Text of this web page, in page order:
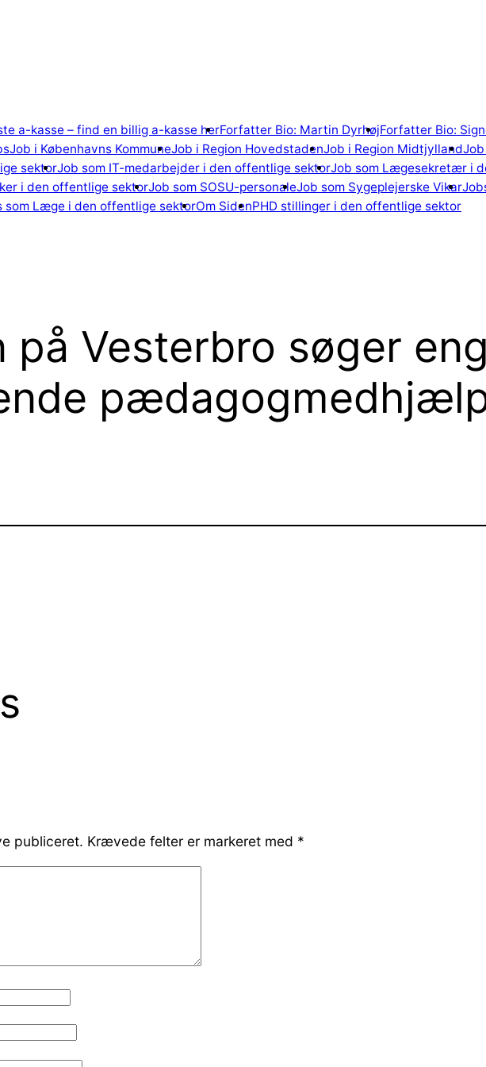
a-kasse – find en billig a-kasse herForfatter Bio: Martin DyrhøjForfatter Bio:
Job i Københavns KommuneJob i Region HovedstadenJob i Region Midtjylland
sektorJob som IT-medarbejder i den offentlige sektorJob som Lægesekretær i
i den offentlige sektorJob som SOSU-personaleJob som Sygeplejerske Vikar
som Læge i den offentlige sektorOm SidenPHD stillinger i den offentlige sektor
på Vesterbro søger
publiceret. Krævede felter er markeret med *